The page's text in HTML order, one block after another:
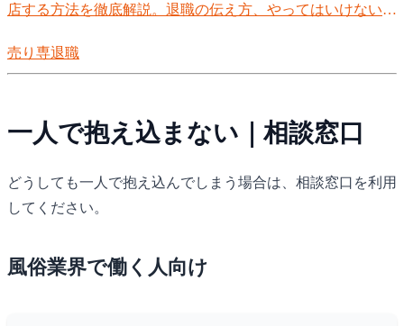
店する方法を徹底解説。退職の伝え方、やってはいけないこ
ノウハウを紹介します。
売り専退職
一人で抱え込まない｜相談窓口
どうしても一人で抱え込んでしまう場合は、相談窓口を利用
してください。
風俗業界で働く人向け